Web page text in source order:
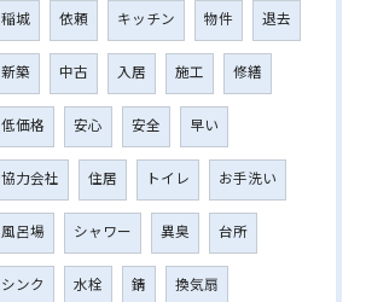
稲城 依頼 キッチン 物件 退去
新築 中古 入居 施工 修繕
低価格 安心 安全 早い
協力会社 住居 トイレ お手洗い
風呂場 シャワー 異臭 台所
シンク 水栓 錆 換気扇